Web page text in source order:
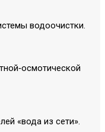
водоочистки.
«вода из сети».